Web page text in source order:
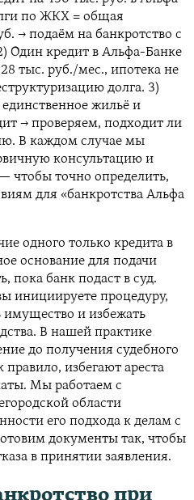
по ЖКХ = общая
→ подаём на банкротство с
Один кредит в Альфа-Банке
тыс. руб./мес., ипотека не
долга. 3)
единственное жильё и
→ проверяем, подходит ли
В каждом случае мы
консультацию и
чтобы точно определить,
для «банкротства Альфа
одного только кредита в
основание для подачи
пока банк подаст в суд.
инициируете процедуру,
и избежать
В нашей практике
до получения судебного
избегают ареста
Мы работаем с
области
его подхода к делам с
документы так, чтобы
в принятии заявления.